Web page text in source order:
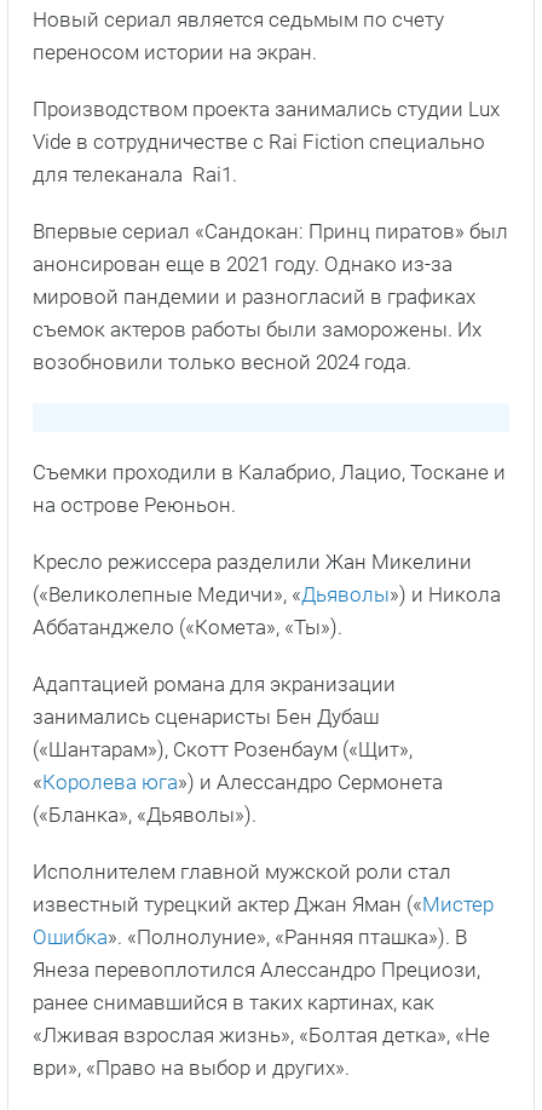
Новый сериал является седьмым по счету
переносом истории на экран.
Производством проекта занимались студии Lux
Vide в сотрудничестве с Rai Fiction специально
для телеканала Rai1.
Впервые сериал «Сандокан: Принц пиратов» был
анонсирован еще в 2021 году. Однако из-за
мировой пандемии и разногласий в графиках
съемок актеров работы были заморожены. Их
возобновили только весной 2024 года.
Съемки проходили в Калабрио, Лацио, Тоскане и
на острове Реюньон.
Кресло режиссера разделили Жан Микелини
(«Великолепные Медичи», «Дьяволы») и Никола
Аббатанджело («Комета», «Ты»).
Адаптацией романа для экранизации
занимались сценаристы Бен Дубаш
(«Шантарам»), Скотт Розенбаум («Щит»,
«Королева юга») и Алессандро Сермонета
(«Бланка», «Дьяволы»).
Исполнителем главной мужской роли стал
известный турецкий актер Джан Яман («Мистер
Ошибка». «Полнолуние», «Ранняя пташка»). В
Янеза перевоплотился Алессандро Прециози,
ранее снимавшийся в таких картинах, как
«Лживая взрослая жизнь», «Болтая детка», «Не
ври», «Право на выбор и других».